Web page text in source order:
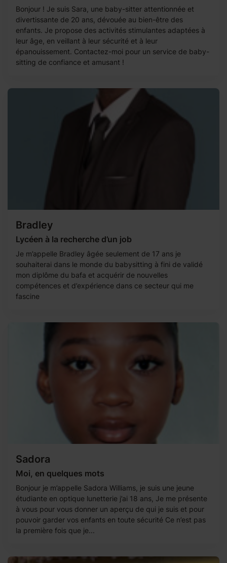
Bonjour ! Je suis Sara, une baby-sitter attentionnée et
divertissante de 20 ans, dévouée au bien-être des
enfants. Je propose des activités stimulantes adaptées à
leur âge, en veillant à leur sécurité et à leur
épanouissement. Contactez-moi pour un service de baby-
sitting de confiance et amusant !
Bradley
Lycéen à la recherche d’un job
Je m’appelle Bradley âgée seulement de 17 ans je
souhaiterai dans le monde du babysitting à fini de validé
mon diplôme du bafa et acquérir de nouvelles
compétences et d’expérience dans ce secteur qui me
fascine
Sadora
Moi, en quelques mots
Bonjour je m’appelle Sadora Williams, je suis une jeune
étudiante en optique lunetterie j’ai 18 ans, Je me présente
à vous pour vous donner un aperçu de qui je suis et pour
pouvoir garder vos enfants en toute sécurité Ce n’est pas
la première fois que je...